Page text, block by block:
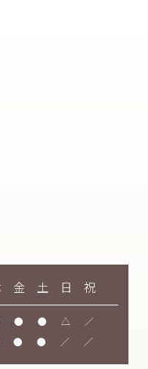
金 土 日
祝
● ● △ ／
● ● ／ ／